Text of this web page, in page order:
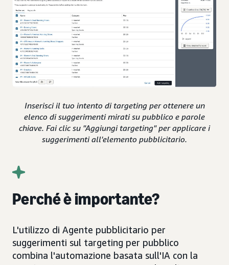
Inserisci il tuo intento di targeting per ottenere un
elenco di suggerimenti mirati su pubblico e parole
chiave. Fai clic su "Aggiungi targeting" per applicare i
suggerimenti all'elemento pubblicitario.
Perché è importante?
L'utilizzo di Agente pubblicitario per
suggerimenti sul targeting per pubblico
combina l'automazione basata sull'IA con la